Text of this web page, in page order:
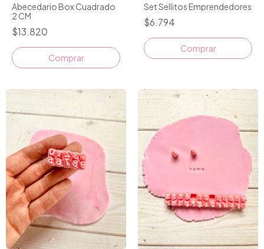
Abecedario Box Cuadrado
2 CM
$13.820
Set Sellitos Emprendedores
$6.794